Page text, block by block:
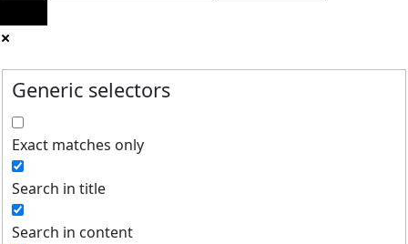
Generic selectors
Exact matches only
Search in title
Search in content